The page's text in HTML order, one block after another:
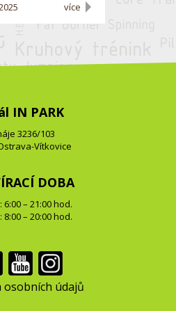
více
IN PARK
3236/103
Vítkovice
DOBA
6:00 – 21:00 hod.
8:00 – 20:00 hod.
osobních údajů